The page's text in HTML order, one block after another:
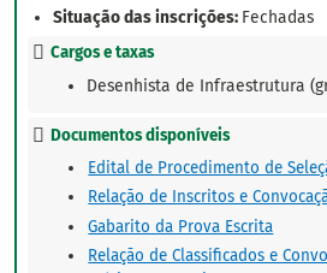
Situação das inscrições: Fechadas
Cargos e taxas
Desenhista de Infraestrutura
Documentos disponíveis
Edital de Procedimento de
Relação de Inscritos e
Gabarito da Prova Escrita
Relação de Classificados e